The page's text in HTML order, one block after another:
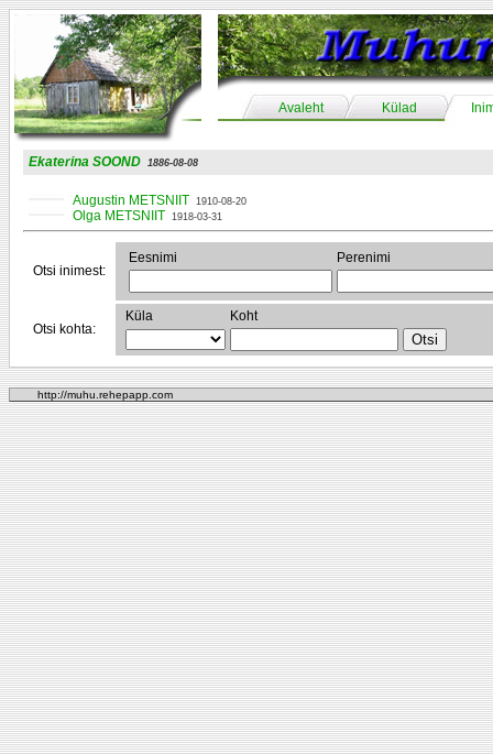
Avaleht Külad
Ekaterina SOOND 1886-08-08
Augustin METSNIIT 1910-08-20
Olga METSNIIT 1918-03-31
Otsi inimest:
Eesnimi Perenimi
Otsi kohta:
Küla Koht
http://muhu.rehepapp.com